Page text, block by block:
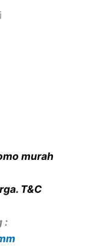
murah
T&C
: